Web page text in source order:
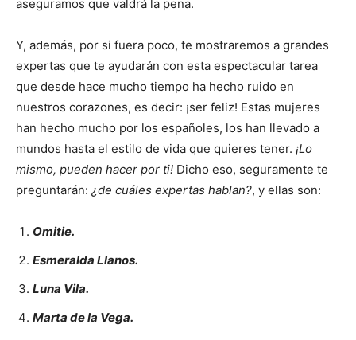
aseguramos que valdrá la pena.
Y, además, por si fuera poco, te mostraremos a grandes
expertas que te ayudarán con esta espectacular tarea
que desde hace mucho tiempo ha hecho ruido en
nuestros corazones, es decir: ¡ser feliz! Estas mujeres
han hecho mucho por los españoles, los han llevado a
mundos hasta el estilo de vida que quieres tener. ¡Lo
mismo, pueden hacer por ti! Dicho eso, seguramente te
preguntarán: ¿de cuáles expertas hablan?, y ellas son:
Omitie.
Esmeralda Llanos.
Luna Vila.
Marta de la Vega.